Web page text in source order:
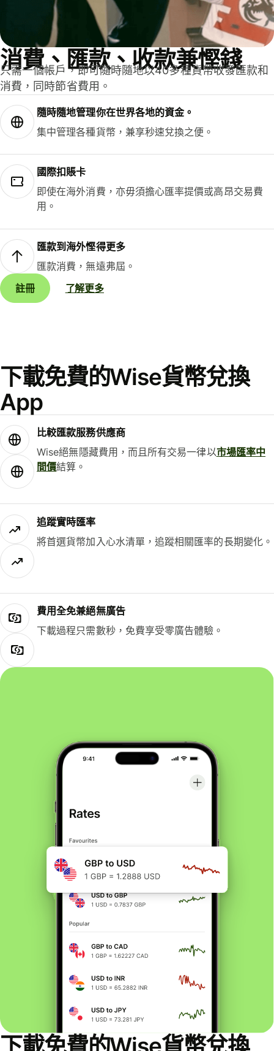
消費、匯款、收款兼慳錢
只需一個帳戶，即可隨時隨地以40多種貨幣收發匯款和
消費，同時節省費用。
隨時隨地管理你在世界各地的資金。
集中管理各種貨幣，兼享秒速兌換之便。
國際扣賬卡
即使在海外消費，亦毋須擔心匯率提價或高昂交易費
用。
匯款到海外慳得更多
匯款消費，無遠弗屆。
註冊
了解更多
下載免費的Wise貨幣兌換
App
比較匯款服務供應商
Wise絕無隱藏費用，而且所有交易一律以市場匯率中
間價結算。
追蹤實時匯率
將首選貨幣加入心水清單，追蹤相關匯率的長期變化。
費用全免兼絕無廣告
下載過程只需數秒，免費享受零廣告體驗。